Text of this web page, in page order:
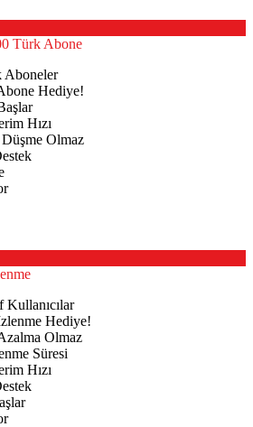
Türk Abone
Aboneler
Hediye!
Hızı
Olmaz
Hediye!
Olmaz
Süresi
Hızı